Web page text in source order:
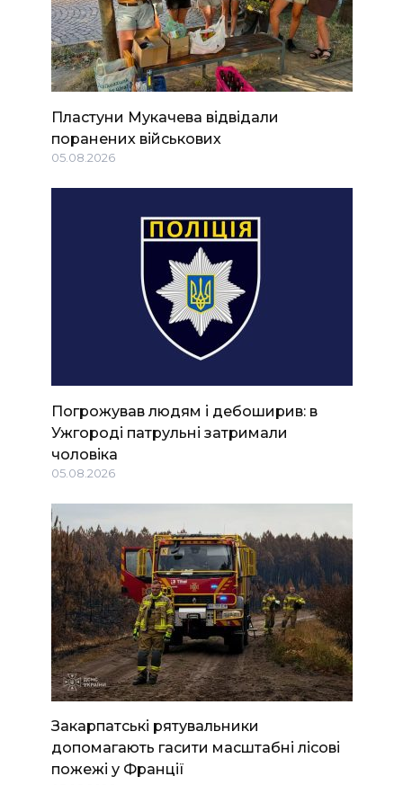
Пластуни Мукачева відвідали
поранених військових
05.08.2026
Погрожував людям і дебоширив: в
Ужгороді патрульні затримали
чоловіка
05.08.2026
Закарпатські рятувальники
допомагають гасити масштабні лісові
пожежі у Франції